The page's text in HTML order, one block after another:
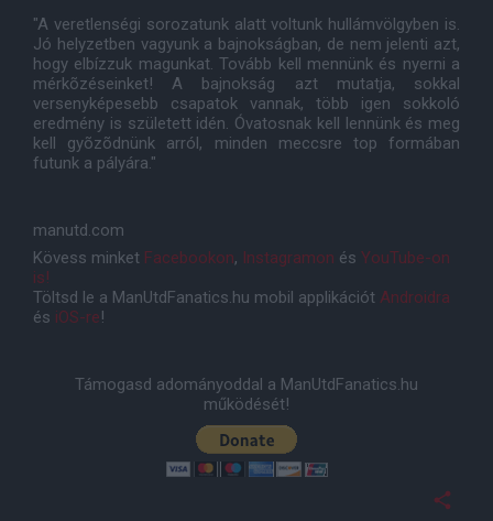
"A veretlenségi sorozatunk alatt voltunk hullámvölgyben is.
Jó helyzetben vagyunk a bajnokságban, de nem jelenti azt,
hogy elbízzuk magunkat. Tovább kell mennünk és nyerni a
mérkõzéseinket! A bajnokság azt mutatja, sokkal
versenyképesebb csapatok vannak, több igen sokkoló
eredmény is született idén. Óvatosnak kell lennünk és meg
kell gyõzõdnünk arról, minden meccsre top formában
futunk a pályára."
manutd.com
Kövess minket Facebookon, Instagramon és YouTube-on
is!
Töltsd le a ManUtdFanatics.hu mobil applikációt Androidra
és iOS-re!
Támogasd adományoddal a ManUtdFanatics.hu
működését!